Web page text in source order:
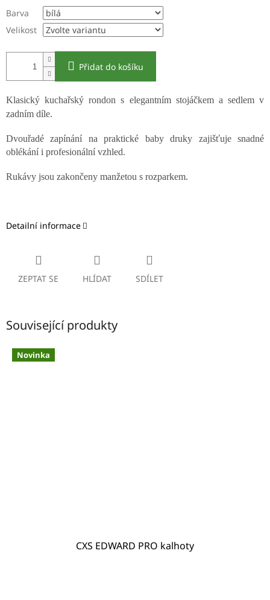
cena:
Barva
Velikost
Přidat do košíku
Klasický kuchařský rondon s elegantním stojáčkem a sedlem v
zadním díle.
Dvouřadé zapínání na praktické baby druky zajišťuje snadné
oblékání i profesionální vzhled.
Rukávy jsou zakončeny manžetou s rozparkem.
Detailní informace
ZEPTAT SE HLÍDAT SDÍLET
Související produkty
Novinka
CXS EDWARD PRO kalhoty